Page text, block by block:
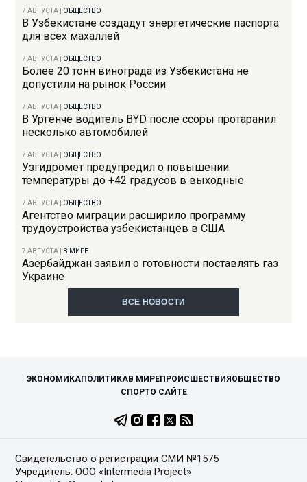
7 АВГУСТА ОБЩЕСТВО
В Узбекистане создадут энергетические паспорта
для всех махаллей
7 АВГУСТА ОБЩЕСТВО
Более 20 тонн винограда из Узбекистана не
допустили на рынок России
7 АВГУСТА ОБЩЕСТВО
В Ургенче водитель BYD после ссоры протаранил
несколько автомобилей
7 АВГУСТА ОБЩЕСТВО
Узгидромет предупредил о повышении
температуры до +42 градусов в выходные
7 АВГУСТА ОБЩЕСТВО
Агентство миграции расширило программу
трудоустройства узбекистанцев в США
7 АВГУСТА В МИРЕ
Азербайджан заявил о готовности поставлять газ
Украине
ВСЕ НОВОСТИ
ЭКОНОМИКАПОЛИТИКАВ МИРЕПРОИСШЕСТВИЯ ОБЩЕСТВО
СПОРТО САЙТЕ
Свидетельство о регистрации СМИ №1575
Учредитель: ООО «Intermedia Project»